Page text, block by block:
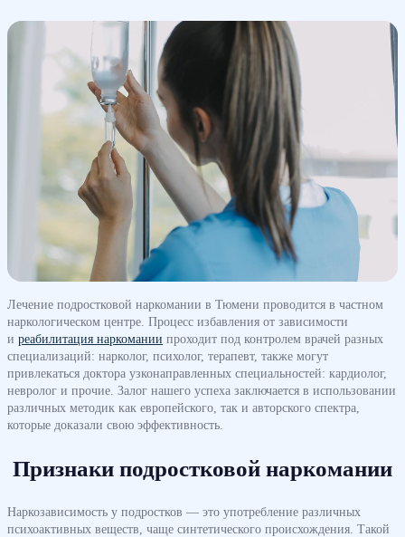
Лечение подростковой наркомании в Тюмени проводится в частном
наркологическом центре. Процесс избавления от зависимости
и реабилитация наркомании проходит под контролем врачей разных
специализаций: нарколог, психолог, терапевт, также могут
привлекаться доктора узконаправленных специальностей: кардиолог,
невролог и прочие. Залог нашего успеха заключается в использовании
различных методик как европейского, так и авторского спектра,
которые доказали свою эффективность.
Признаки подростковой наркомании
Наркозависимость у подростков — это употребление различных
психоактивных веществ, чаще синтетического происхождения. Такой